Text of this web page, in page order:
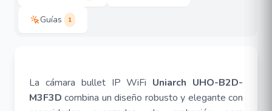
Guías 1
La cámara bullet IP WiFi Uniarch UHO-B2D-
M3F3D combina un diseño robusto y elegante con